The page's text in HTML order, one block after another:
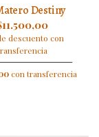
Destiny
descuento con
con transferencia